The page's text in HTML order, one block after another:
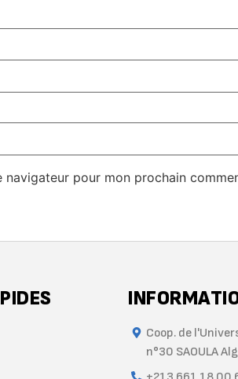
pour mon prochain
Coop. de
n°30 SAOULA